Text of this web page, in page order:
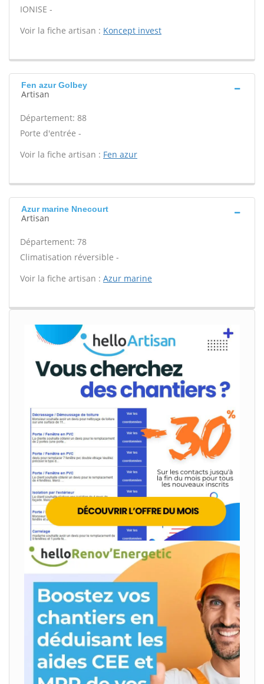
IONISE -
Voir la fiche artisan : Koncept invest
Fen azur Golbey
Artisan
Département: 88
Porte d'entrée -
Voir la fiche artisan : Fen azur
Azur marine Nnecourt
Artisan
Département: 78
Climatisation réversible -
Voir la fiche artisan : Azur marine